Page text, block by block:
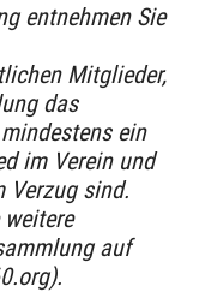
entnehmen Sie
Mitglieder,
das
ein
im Verein und
Verzug sind.
auf